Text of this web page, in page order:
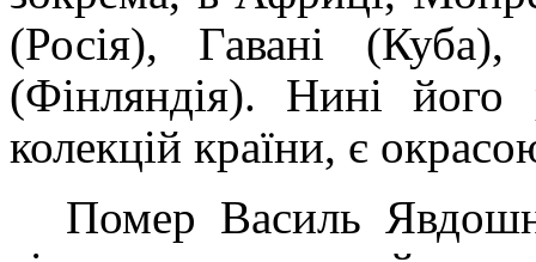
(Росія), Гавані (Куба),
(Фінляндія). Нині
колекцій країни, є
Помер Василь